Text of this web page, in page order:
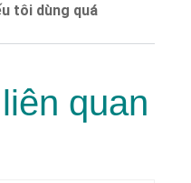
tôi dùng quá
quan